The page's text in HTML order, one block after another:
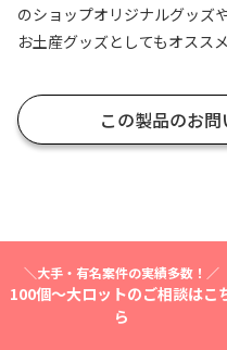
のショップオリジナルグッズ
お土産グッズとしてもオススメ
この製品のお
テンプレートダウ
＼大手・有名案件の実績多数！／
100個～大ロットのご相談はこ
ら